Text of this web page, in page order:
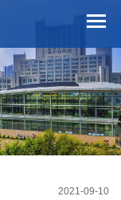
2021-09-10